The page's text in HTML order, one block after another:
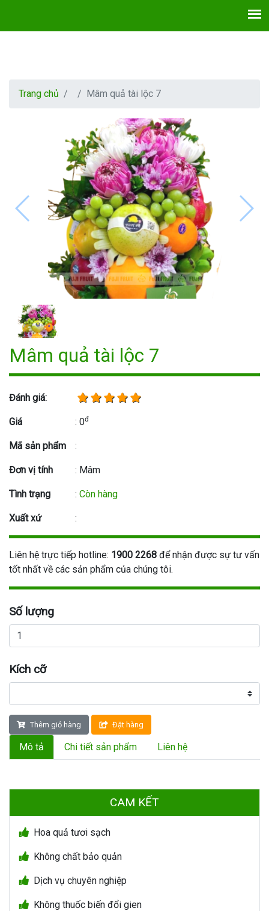
Trang chủ Mâm quả tài lộc 7
Mâm quả tài lộc 7
Đánh giá:
Giá : 0đ
Mã sản phẩm :
Đơn vị tính : Mâm
Tình trạng : Còn hàng
Xuất xứ :
Liên hệ trực tiếp hotline: 1900 2268 để nhận được sự tư vấn
tốt nhất về các sản phẩm của chúng tôi.
Số lượng
Kích cỡ
Thêm giỏ hàng Đặt hàng
Mô tả Chi tiết sản phẩm Liên hệ
CAM KẾT
Hoa quả tươi sạch
Không chất bảo quản
Dịch vụ chuyên nghiệp
Không thuốc biến đổi gien